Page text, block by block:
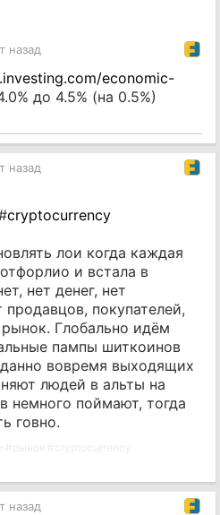
назад
economic-
до 4.5% (на 0.5%)
назад
cryptocurrency
лои когда каждая
и встала в
нет денег, нет
продавцов, покупателей,
Глобально идём
пампы шиткоинов
вовремя выходящих
людей в альты на
немного поймают, тогда
говно.
назад